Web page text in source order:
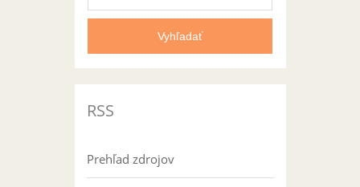
RSS
Prehľad zdrojov